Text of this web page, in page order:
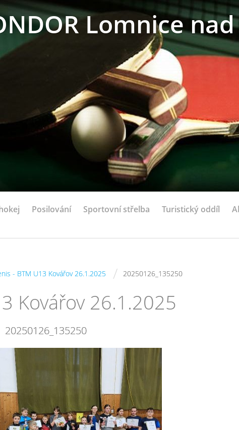
Lomnice
Posilování Sportovní střelba Turistický oddíl
- BTM U13 Kovářov 26.1.2025 / 20250126_135250
Kovářov 26.1.2025
20250126_135250